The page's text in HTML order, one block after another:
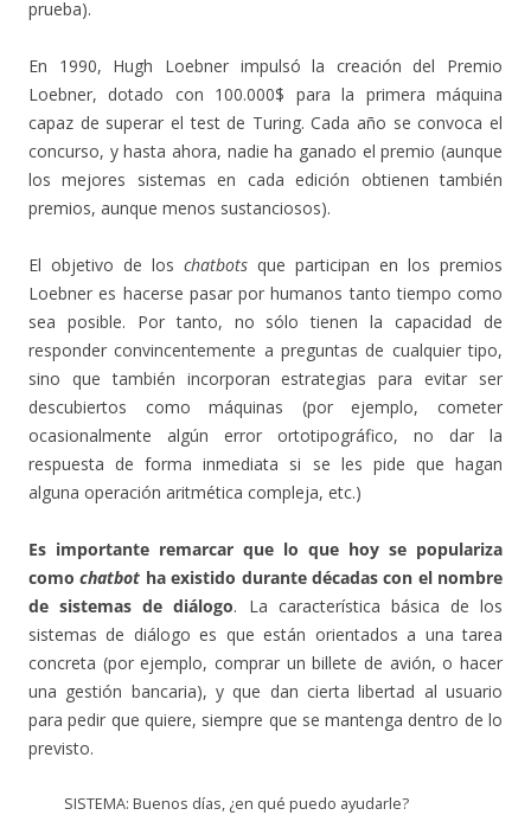
prueba).
En 1990, Hugh Loebner impulsó la creación del Premio
Loebner, dotado con 100.000$ para la primera máquina
capaz de superar el test de Turing. Cada año se convoca el
concurso, y hasta ahora, nadie ha ganado el premio (aunque
los mejores sistemas en cada edición obtienen también
premios, aunque menos sustanciosos).
El objetivo de los chatbots que participan en los premios
Loebner es hacerse pasar por humanos tanto tiempo como
sea posible. Por tanto, no sólo tienen la capacidad de
responder convincentemente a preguntas de cualquier tipo,
sino que también incorporan estrategias para evitar ser
descubiertos como máquinas (por ejemplo, cometer
ocasionalmente algún error ortotipográfico, no dar la
respuesta de forma inmediata si se les pide que hagan
alguna operación aritmética compleja, etc.)
Es importante remarcar que lo que hoy se populariza
comochatbot ha existido durante décadas con el nombre
de sistemas de diálogo. La característica básica de los
sistemas de diálogo es que están orientados a una tarea
concreta (por ejemplo, comprar un billete de avión, o hacer
una gestión bancaria), y que dan cierta libertad al usuario
para pedir que quiere, siempre que se mantenga dentro de lo
previsto.
SISTEMA: Buenos días, ¿en qué puedo ayudarle?